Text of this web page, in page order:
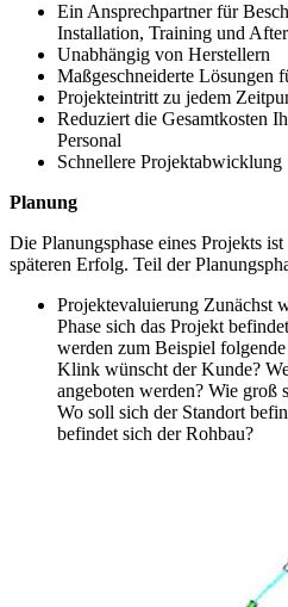
Ein Ansprechpartner für
Installation, Training und
Unabhängig von Herstellern
Maßgeschneiderte Lösungen
Projekteintritt zu jedem
Reduziert die Gesamtkosten
Personal
Schnellere Projektabwicklung
Planung
Die Planungsphase eines Projekts
späteren Erfolg. Teil der
Projektevaluierung Zunächst
Phase sich das Projekt
werden zum Beispiel
Klink wünscht der Kunde?
angeboten werden? Wie
Wo soll sich der Standort
befindet sich der Rohbau?